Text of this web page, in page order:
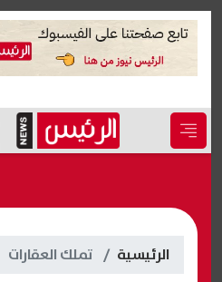
الرئيسية تملك العقارات